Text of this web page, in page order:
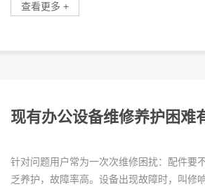
查看更多 +
现有办公设备维修养护困难
针对问题用户常为一次次维修困扰：配件要
乏养护，故障率高。设备出现故障时，叫修